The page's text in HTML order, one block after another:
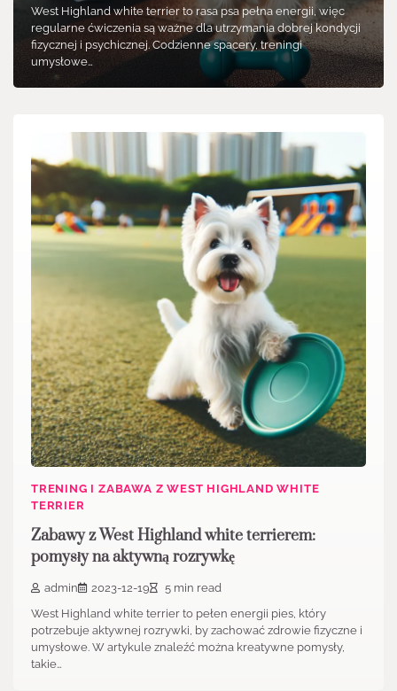
West Highland white terrier to rasa psa pełna energii, więc
regularne ćwiczenia są ważne dla utrzymania dobrej kondycji
fizycznej i psychicznej. Codzienne spacery, treningi
umysłowe…
TRENING I ZABAWA Z WEST HIGHLAND WHITE
TERRIER
Zabawy z West Highland white terrierem:
pomysły na aktywną rozrywkę
admin 2023-12-19
5 min read
West Highland white terrier to pełen energii pies, który
potrzebuje aktywnej rozrywki, by zachować zdrowie fizyczne i
umysłowe. W artykule znaleźć można kreatywne pomysły,
takie…